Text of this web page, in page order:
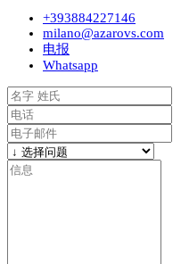
+393884227146
milano@azarovs.com
电报
Whatsapp